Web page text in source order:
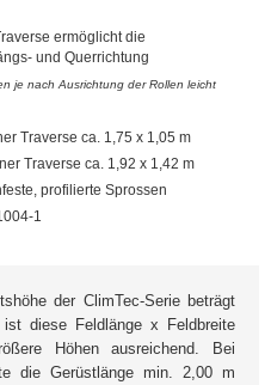
ermöglicht die
und Querrichtung
je nach Ausrichtung der Rollen leicht
Traverse ca. 1,75 x 1,05 m
Traverse ca. 1,92 x 1,42 m
profilierte Sprossen
1
der ClimTec-Serie beträgt
diese Feldlänge x Feldbreite
Höhen ausreichend. Bei
die Gerüstlänge min. 2,00 m